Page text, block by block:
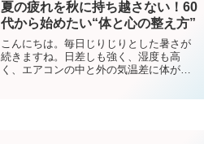
立つアプローチを、食生活や運動、心の
健康にフォーカスして...
夏の疲れを秋に持ち越さない！60
代から始めたい“体と心の整え方”
こんにちは。毎日じりじりとした暑さが
続きますね。日差しも強く、湿度も高
く、エアコンの中と外の気温差に体がつ